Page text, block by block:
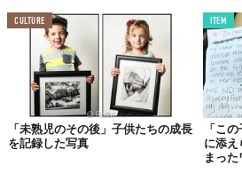
今日も、
一緒にいることの
CULTURE
「未熟児のその後」子供たちの成長
を記録した写真
ITEM
「こ
に添え
まった